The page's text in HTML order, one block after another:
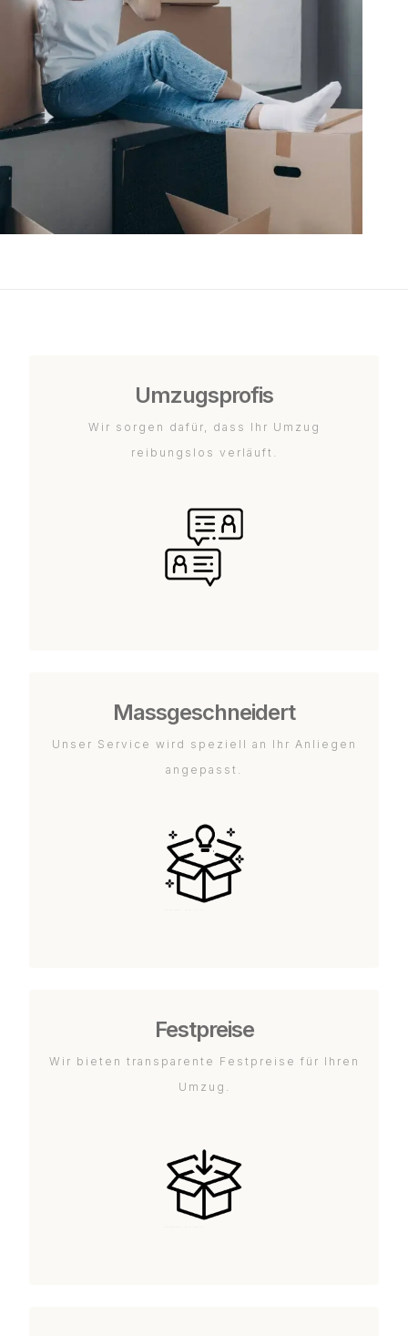
Umzugsprofis
Wir sorgen dafür, dass Ihr Umzug
reibungslos verläuft.
Massgeschneidert
Unser Service wird speziell an Ihr Anliegen
angepasst.
Festpreise
Wir bieten transparente Festpreise für Ihren
Umzug.